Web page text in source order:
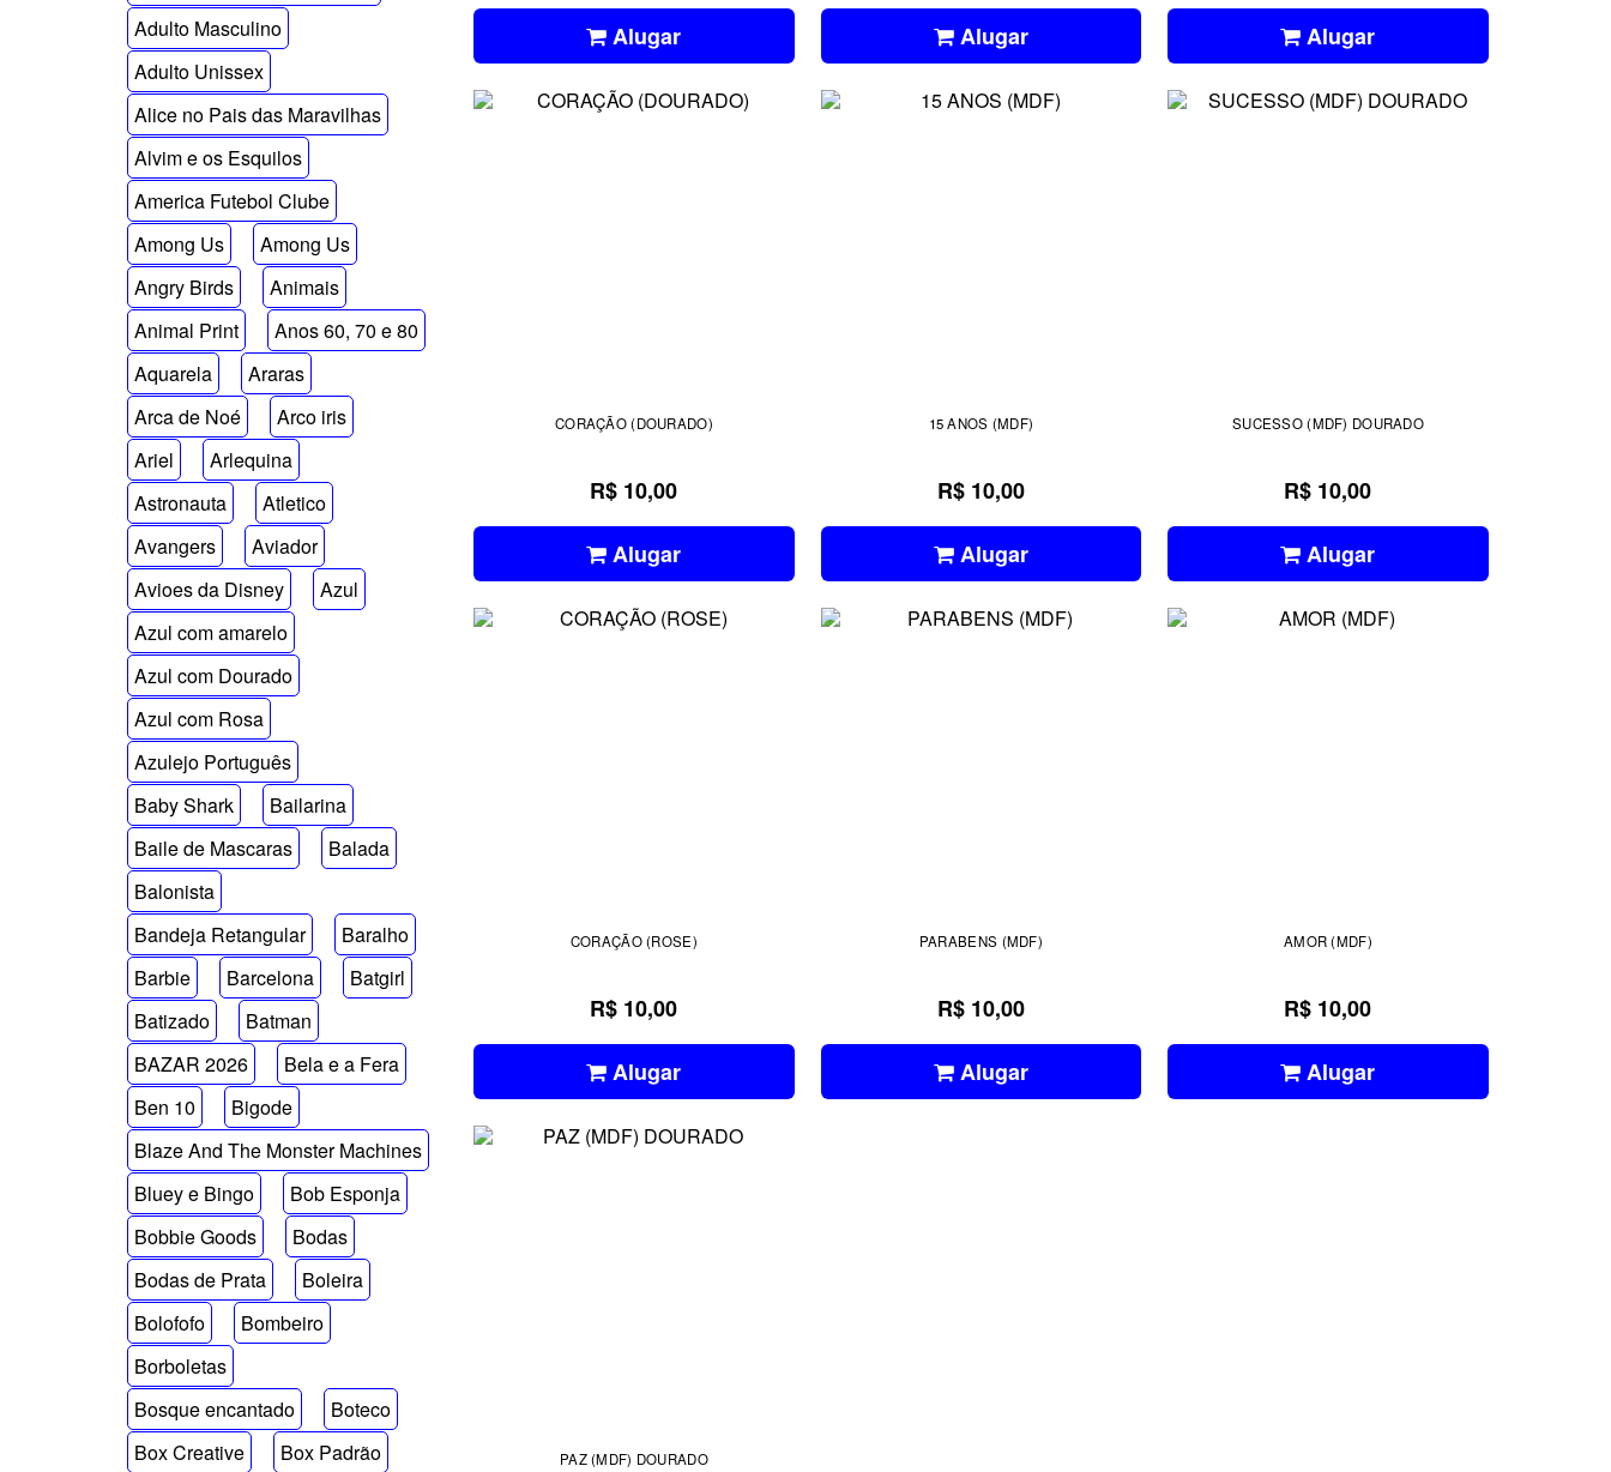
Adulto Masculino
Adulto Unissex
Alice no Pais das Maravilhas
Alvim e os Esquilos
America Futebol Clube
Among Us
Among Us
Angry Birds
Animais
Animal Print
Anos 60, 70 e 80
Aquarela
Araras
Arca de Noé
Arco iris
Ariel
Arlequina
Astronauta
Atletico
Avangers
Aviador
Avioes da Disney
Azul
Azul com amarelo
Azul com Dourado
Azul com Rosa
Azulejo Português
Baby Shark
Bailarina
Baile de Mascaras
Balada
Balonista
Bandeja Retangular
Baralho
Barbie
Barcelona
Batgirl
Batizado
Batman
BAZAR 2026
Bela e a Fera
Ben 10
Bigode
Blaze And The Monster Machines
Bluey e Bingo
Bob Esponja
Bobbie Goods
Bodas
Bodas de Prata
Boleira
Bolofofo
Bombeiro
Borboletas
Bosque encantado
Boteco
Box Creative
Box Padrão
Alugar Alugar Alugar
CORAÇÃO (DOURADO)
R$ 10,00
Alugar
15 ANOS (MDF)
R$ 10,00
Alugar
SUCESSO (MDF) DOURADO
R$ 10,00
Alugar
CORAÇÃO (ROSE)
R$ 10,00
Alugar
PARABENS (MDF)
R$ 10,00
Alugar
AMOR (MDF)
R$ 10,00
Alugar
PAZ (MDF) DOURADO